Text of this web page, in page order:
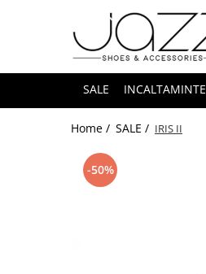
Incaltaminte
Pantofi cu toc
Pantofi flats
Sport couture
Sandale cu toc
SALE INCALTAMINTE
Home / SALE / IRIS II
-50%